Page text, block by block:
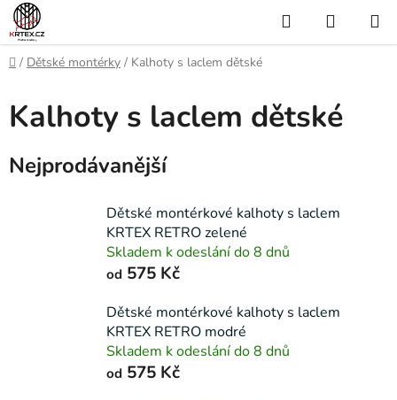
Přejít
na
obsah
Hledat
KOŠÍK
Domů
/ Dětské montérky / Kalhoty s laclem dětské
Kalhoty s laclem dětské
Nejprodávanější
Dětské montérkové kalhoty s laclem
KRTEX RETRO zelené
Skladem k odeslání do 8 dnů
od 575 Kč
Dětské montérkové kalhoty s laclem
KRTEX RETRO modré
Skladem k odeslání do 8 dnů
od 575 Kč